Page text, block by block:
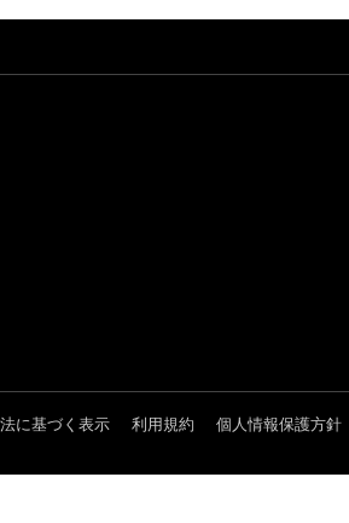
に基づく表示 利用規約 個人情報保護方針